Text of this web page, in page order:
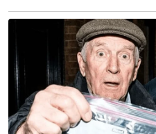
Menurut Ahmad
bidang penanaman
tahun itu, alat
menjimatkan masa